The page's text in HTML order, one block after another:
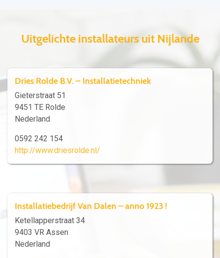
Uitgelichte installateurs uit Nijlande
Dries Rolde B.V. – Installatietechniek
Gieterstraat 51
9451 TE Rolde
Nederland
0592 242 154
http://www.driesrolde.nl/
Installatiebedrijf Van Dalen – anno 1923 !
Ketellapperstraat 34
9403 VR Assen
Nederland